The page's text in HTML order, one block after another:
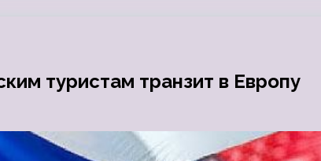
туристам транзит в Европу